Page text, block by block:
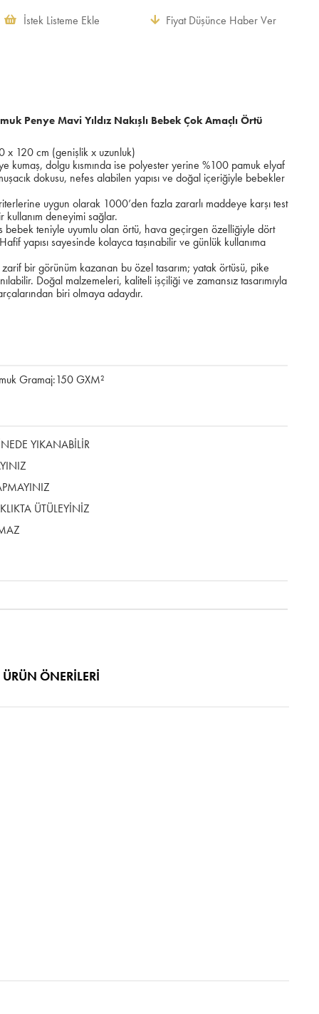
İstek Listeme Ekle Fiyat Düşünce Haber Ver
Penye Mavi Yıldız Nakışlı Bebek Çok Amaçlı Örtü
x 120 cm (genişlik x uzunluk)
kumaş, dolgu kısmında ise polyester yerine %100 pamuk elyaf
dokusu, nefes alabilen yapısı ve doğal içeriğiyle bebekler
uygun olarak 1000’den fazla zararlı maddeye karşı test
kullanım deneyimi sağlar.
bebek teniyle uyumlu olan örtü, hava geçirgen özelliğiyle dört
yapısı sayesinde kolayca taşınabilir ve günlük kullanıma
zarif bir görünüm kazanan bu özel tasarım; yatak örtüsü, pike
Doğal malzemeleri, kaliteli işçiliği ve zamansız tasarımıyla
biri olmaya adaydır.
Gramaj:150 GXM²
YIKANABİLİR
ÜTÜLEYİNİZ
ÜRÜN ÖNERILERI